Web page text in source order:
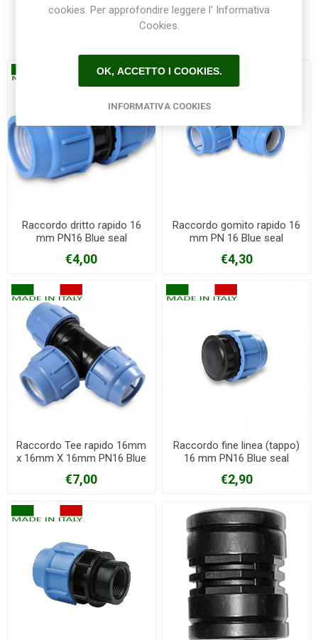
Prodotti correlati
Raccordo dritto rapido 16
mm PN16 Blue seal
€4,00
Raccordo gomito rapido 16
mm PN 16 Blue seal
€4,30
Raccordo Tee rapido 16mm
x 16mm X 16mm PN16 Blue
€7,00
Raccordo fine linea (tappo)
16 mm PN16 Blue seal
€2,90
cookies. Per approfondire leggere l’ Informativa
Cookies.
OK, ACCETTO I COOKIES.
INFORMATIVA COOKIES